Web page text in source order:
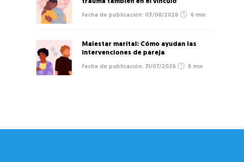
03/08/2026 6 min
Malestar marital: Cómo ayudan las
intervenciones de pareja
31/07/2026 5 min